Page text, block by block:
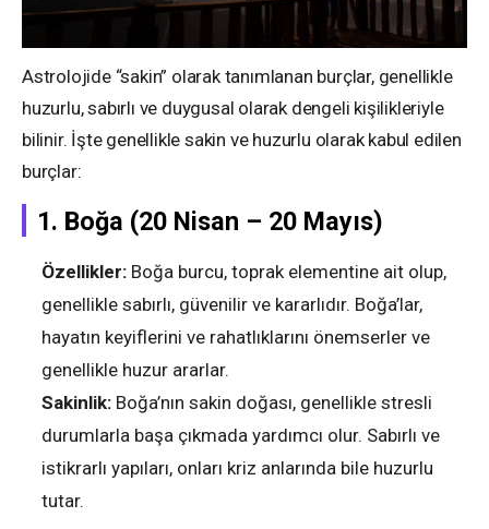
Astrolojide “sakin” olarak tanımlanan burçlar, genellikle
huzurlu, sabırlı ve duygusal olarak dengeli kişilikleriyle
bilinir. İşte genellikle sakin ve huzurlu olarak kabul edilen
burçlar:
1. Boğa (20 Nisan – 20 Mayıs)
Özellikler: Boğa burcu, toprak elementine ait olup,
genellikle sabırlı, güvenilir ve kararlıdır. Boğa’lar,
hayatın keyiflerini ve rahatlıklarını önemserler ve
genellikle huzur ararlar.
Sakinlik: Boğa’nın sakin doğası, genellikle stresli
durumlarla başa çıkmada yardımcı olur. Sabırlı ve
istikrarlı yapıları, onları kriz anlarında bile huzurlu
tutar.